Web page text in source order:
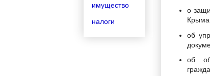
о
Крыма
об
об
имущество
налоги